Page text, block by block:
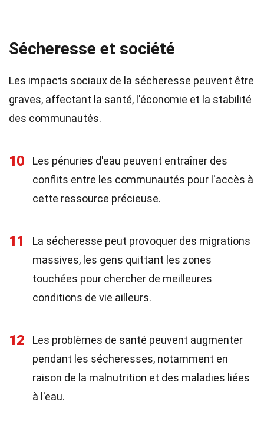
Sécheresse et société
Les impacts sociaux de la sécheresse peuvent être
graves, affectant la santé, l'économie et la stabilité
des communautés.
10
Les pénuries d'eau peuvent entraîner des
conflits entre les communautés pour l'accès à
cette ressource précieuse.
11
La sécheresse peut provoquer des migrations
massives, les gens quittant les zones
touchées pour chercher de meilleures
conditions de vie ailleurs.
12
Les problèmes de santé peuvent augmenter
pendant les sécheresses, notamment en
raison de la malnutrition et des maladies liées
à l'eau.